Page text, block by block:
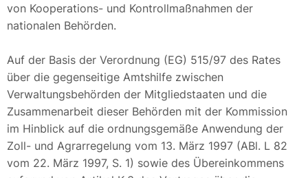
von Kooperations- und Kontrollmaßnahmen der
nationalen Behörden.
Auf der Basis der Verordnung (EG) 515/97 des Rates
über die gegenseitige Amtshilfe zwischen
Verwaltungsbehörden der Mitgliedstaaten und die
Zusammenarbeit dieser Behörden mit der Kommission
im Hinblick auf die ordnungsgemäße Anwendung der
Zoll- und Agrarregelung vom 13. März 1997 (ABl. L 82
vom 22. März 1997, S. 1) sowie des Übereinkommens